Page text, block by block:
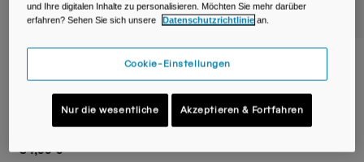
Alle kaufen
Thrive™ Flip Straw Kids 350ml Flasche,
isolierter Edelstahl
Artikelnr.38170-D32-OS
34,99 €
und Ihre digitalen Inhalte zu personalisieren. Möchten Sie mehr darüber
erfahren? Sehen Sie sich unsere
Datenschutzrichtlinie an.
Cookie-Einstellungen
Nur die wesentliche Akzeptieren & Fortfahren